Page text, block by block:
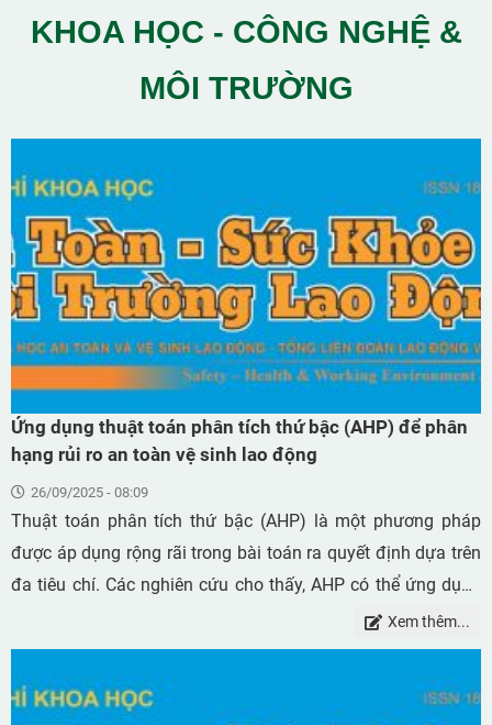
KHOA HỌC - CÔNG NGHỆ &
MÔI TRƯỜNG
Ứng dụng thuật toán phân tích thứ bậc (AHP) để phân
hạng rủi ro an toàn vệ sinh lao động
26/09/2025 - 08:09
Thuật toán phân tích thứ bậc (AHP) là một phương pháp
được áp dụng rộng rãi trong bài toán ra quyết định dựa trên
đa tiêu chí. Các nghiên cứu cho thấy, AHP có thể ứng dụng
trong các lĩnh vực môi trường, quản lý lũ lụt, sạt lỡ đất và
trong nghiên cứu không gian. Trong nghiên cứu này, AHP
được giới thiệu một cách tổng quan và đề xuất áp dụng
trong phân hạng rủi ro an toàn vệ sinh lao động. Với phương
Xem thêm...